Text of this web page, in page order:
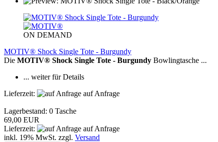
ON DEMAND
MOTIV® Shock Single Tote - Burgundy
Die MOTIV® Shock Single Tote - Burgundy Bowlingtasche ...
... weiter für Details
Lieferzeit:
auf Anfrage
Lagerbestand: 0 Tasche
69,00 EUR
Lieferzeit:
auf Anfrage
inkl. 19% MwSt. zzgl. Versand